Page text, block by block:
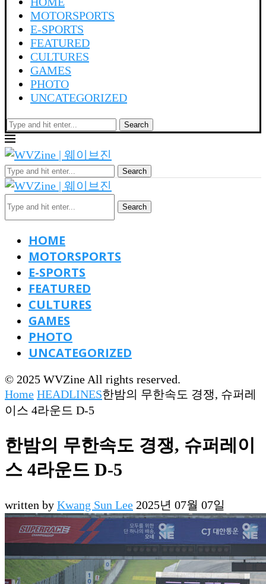
MOTORSPORTS
E-SPORTS
FEATURED
CULTURES
GAMES
PHOTO
UNCATEGORIZED
Search
Search
Search
HOME
MOTORSPORTS
E-SPORTS
FEATURED
CULTURES
GAMES
PHOTO
UNCATEGORIZED
© 2025 WVZine All rights reserved.
Home HEADLINES한밤의 무한속도 경쟁, 슈퍼레
이스 4라운드 D-5
한밤의 무한속도 경쟁, 슈퍼레이
스 4라운드 D-5
written by Kwang Sun Lee 2025년 07월 07일